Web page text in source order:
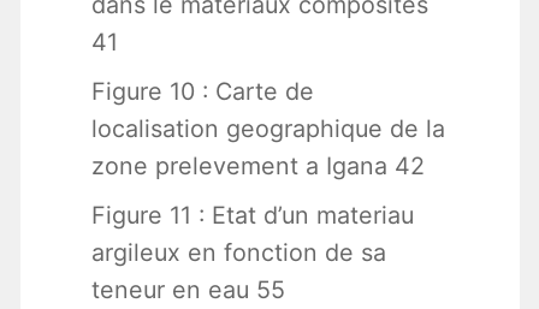
41
Figure 10 : Carte de
localisation geographique de la
zone prelevement a Igana 42
Figure 11 : Etat d’un materiau
argileux en fonction de sa
teneur en eau 55